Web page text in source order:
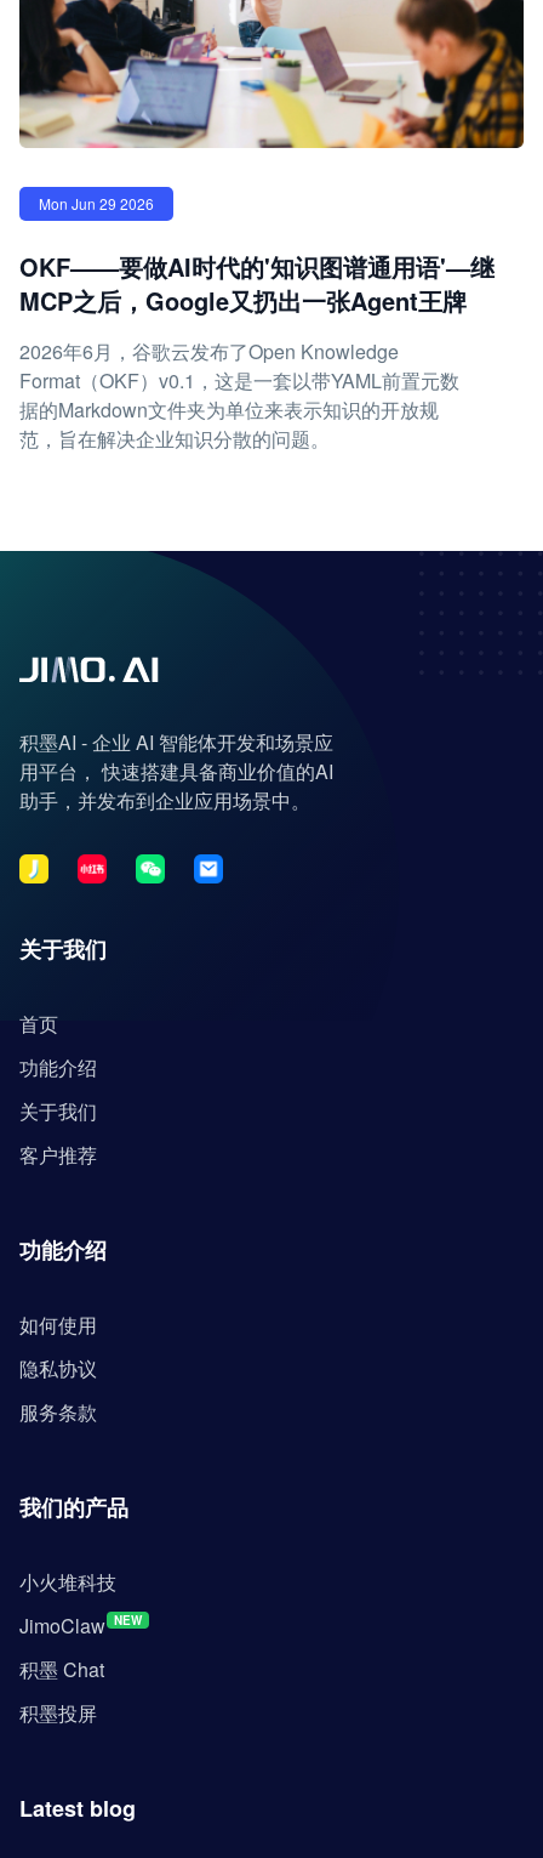
Mon Jun 29 2026
OKF——要做AI时代的'知识图谱通用语'—继
MCP之后，Google又扔出一张Agent王牌
2026年6月，谷歌云发布了Open Knowledge
Format（OKF）v0.1，这是一套以带YAML前置元数
据的Markdown文件夹为单位来表示知识的开放规
范，旨在解决企业知识分散的问题。
积墨AI - 企业 AI 智能体开发和场景应
用平台， 快速搭建具备商业价值的AI
助手，并发布到企业应用场景中。
关于我们
首页
功能介绍
关于我们
客户推荐
功能介绍
如何使用
隐私协议
服务条款
我们的产品
小火堆科技
JimoClaw NEW
积墨 Chat
积墨投屏
Latest blog